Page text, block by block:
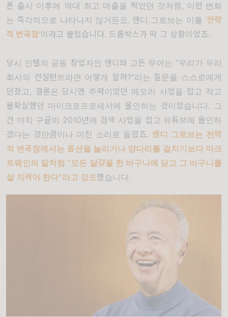
폰 출시 이후에 역대 최고 매출을 찍었던 것처럼 , 이런 변화
는 즉각적으로 나타나지 않거든요 . 앤디 그로브는 이를 ‘전략
적 변곡점’이라고 불렀습니다. 드롭박스가 딱 그 상황이었죠.
당시 인텔의 공동 창업자인 앤디와 고든 무어는 “우리가 우리
회사의 컨설턴트라면 어떻게 할까?”라는 질문을 스스로에게
던졌고 , 결론은 당시엔 주력이었던 메모리 사업을 접고 작고
불확실했던 마이크로프로세서에 올인하는 것이었습니다. 그
건 마치 구글이 2010년에 검색 사업을 접고 유튜브에 올인하
겠다는 것만큼이나 미친 소리로 들렸죠. 앤디 그로브는 전략
적 변곡점에서는 옵션을 늘리거나 양다리를 걸치기보다 마크
트웨인의 말처럼 “모든 달걀을 한 바구니에 담고 그 바구니를
잘 지켜야 한다”라고 강조했습니다.